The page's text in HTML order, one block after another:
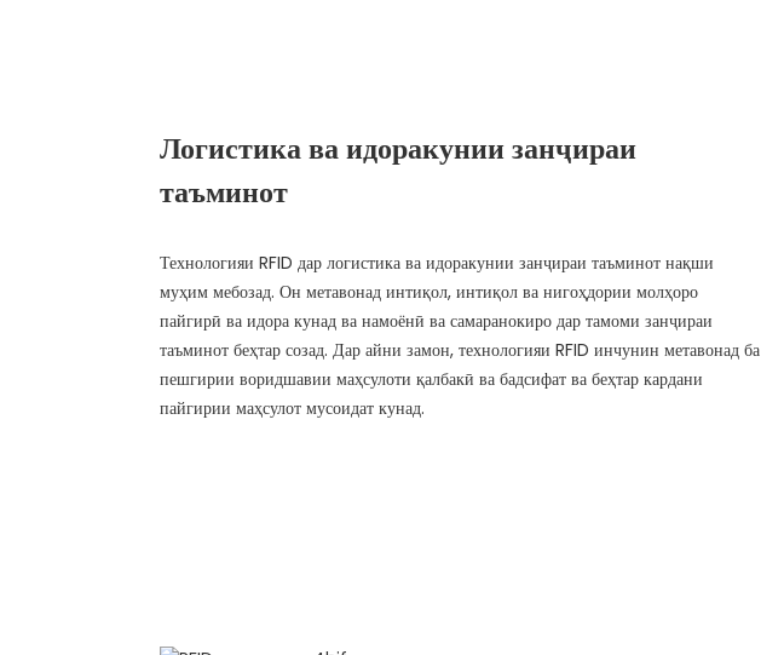
Логистика ва идоракунии занҷираи
таъминот
Технологияи RFID дар логистика ва идоракунии занҷираи таъминот нақши
муҳим мебозад. Он метавонад интиқол, интиқол ва нигоҳдории молҳоро
пайгирӣ ва идора кунад ва намоёнӣ ва самаранокиро дар тамоми занҷираи
таъминот беҳтар созад. Дар айни замон, технологияи RFID инчунин метавонад ба
пешгирии воридшавии маҳсулоти қалбакӣ ва бадсифат ва беҳтар кардани
пайгирии маҳсулот мусоидат кунад.